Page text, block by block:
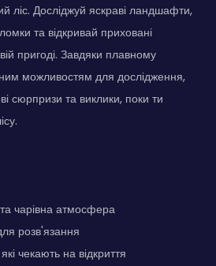
ліс. Досліджуй яскраві ландшафти,
та відкривай приховані
пригоді. Завдяки плавному
можливостям для дослідження,
сюрпризи та виклики, поки ти
чарівна атмосфера
розв'язання
чекають на відкриття